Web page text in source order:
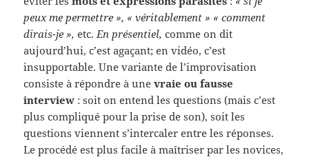
peux me permettre », « véritablement » « comment
dirais-je », etc. En présentiel, comme on dit
aujourd’hui, c’est agaçant; en vidéo, c’est
insupportable. Une variante de l’improvisation
consiste à répondre à unevraie ou fausse
interview : soit on entend les questions (mais c’est
plus compliqué pour la prise de son), soit les
questions viennent s’intercaler entre les réponses.
Le procédé est plus facile à maîtriser par les novices,